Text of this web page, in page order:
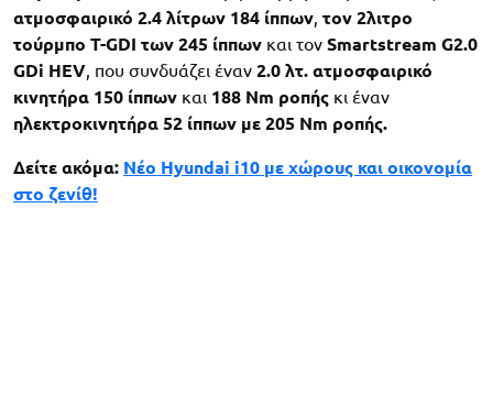
ατμοσφαιρικό 2.4 λίτρων 184 ίππων, τον 2λιτρο
τούρμπο T-GDI των 245 ίππων και τον Smartstream G2.0
GDi HEV, που συνδυάζει έναν 2.0 λτ. ατμοσφαιρικό
κινητήρα 150 ίππων και 188 Nm ροπής κι έναν
ηλεκτροκινητήρα 52 ίππων με 205 Nm ροπής.
Δείτε ακόμα: Νέο Hyundai i10 με χώρους και οικονομία
στο ζενίθ!